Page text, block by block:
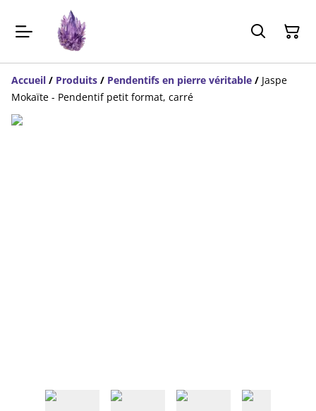
Accueil / Produits / Pendentifs en pierre véritable / Jaspe
Mokaïte - Pendentif petit format, carré